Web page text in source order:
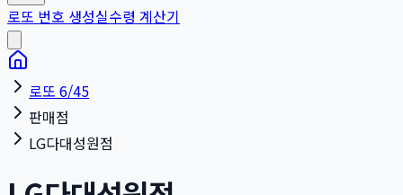
로또 번호 생성실수령 계산기
로또 6/45
판매점
LG다대성원점